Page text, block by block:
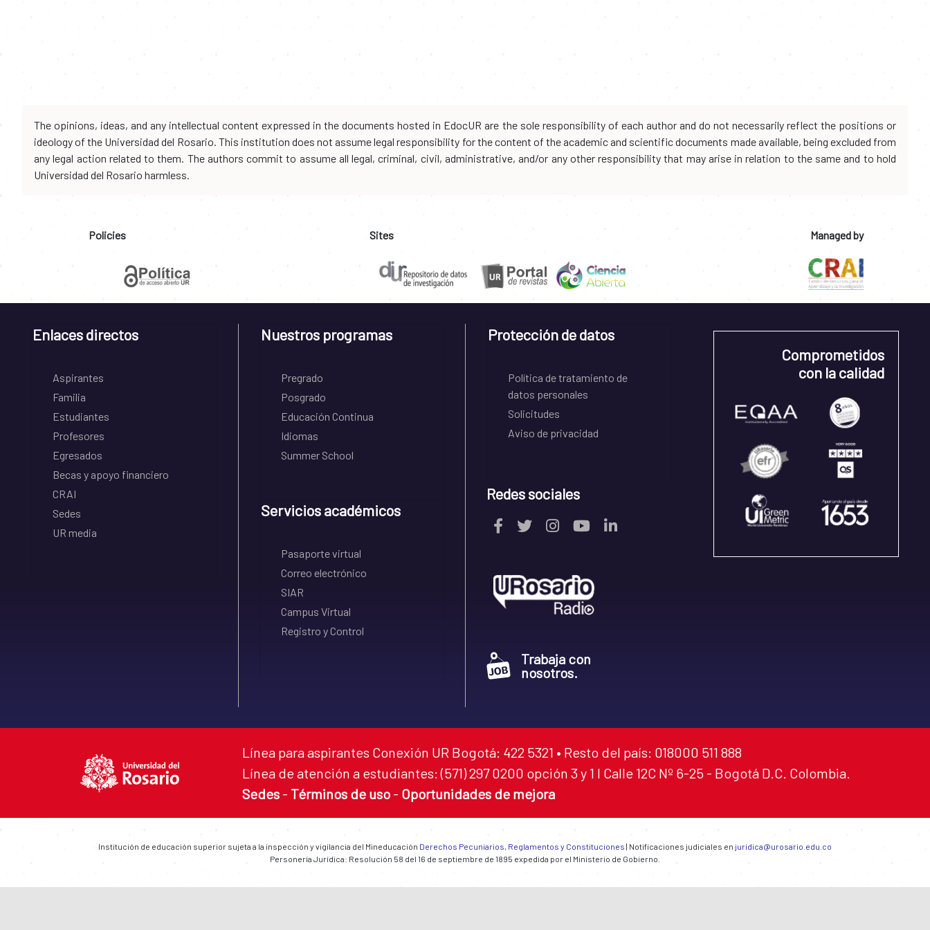
The opinions, ideas, and any intellectual content expressed in the documents hosted in EdocUR are the sole responsibility of each author and do not necessarily reflect the positions or
ideology of the Universidad del Rosario. This institution does not assume legal responsibility for the content of the academic and scientific documents made available, being excluded from
any legal action related to them. The authors commit to assume all legal, criminal, civil, administrative, and/or any other responsibility that may arise in relation to the same and to hold
Universidad del Rosario harmless.
Policies Sites Managed by
Enlaces directos
Aspirantes
Familia
Estudiantes
Profesores
Egresados
Becas y apoyo financiero
CRAI
Sedes
UR media
Nuestros programas
Pregrado
Posgrado
Educación Continua
Idiomas
Summer School
Servicios académicos
Pasaporte virtual
Correo electrónico
SIAR
Campus Virtual
Registro y Control
Protección de datos
Política de tratamiento de
datos personales
Solicitudes
Aviso de privacidad
Redes sociales
Trabaja con
nosotros.
Comprometidos
con la calidad
Línea para aspirantes Conexión UR Bogotá: 422 5321 • Resto del país: 018000 511 888
Línea de atención a estudiantes: (571) 297 0200 opción 3 y 1 I Calle 12C Nº 6-25 - Bogotá D.C. Colombia.
Sedes - Términos de uso - Oportunidades de mejora
Institución de educación superior sujeta a la inspección y vigilancia del Mineducación Derechos Pecuniarios, Reglamentos y Constituciones | Notificaciones judiciales en juridica@urosario.edu.co
Personería Jurídica: Resolución 58 del 16 de septiembre de 1895 expedida por el Ministerio de Gobierno.